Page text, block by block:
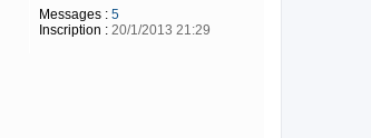
Messages : 5
Inscription : 20/1/2013 21:29